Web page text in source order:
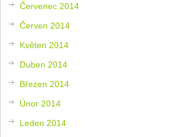
Červenec 2014
Červen 2014
Květen 2014
Duben 2014
Březen 2014
Únor 2014
Leden 2014